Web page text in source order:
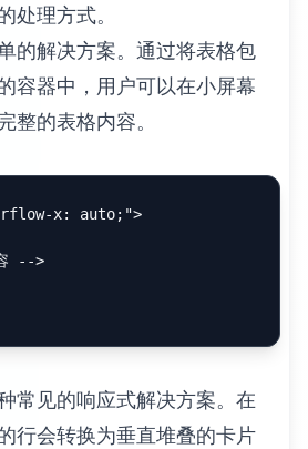
用，但在某些复杂的数据展
结构，实现层次化的数据组
升表格视觉效果的重要手
或者外部样式表，可以控
框、间距等视觉属性。
collapse: collapse; width:
color: #f2f2f2;">